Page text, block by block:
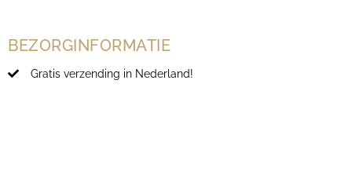
BEZORGINFORMATIE
Gratis verzending in Nederland!